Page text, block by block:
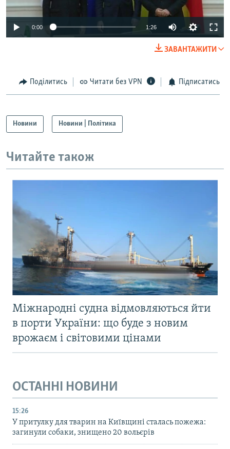
0:00 1:26
ЗАВАНТАЖИТИ
Поділитись Читати без VPN Підписатись
Новини Новини | Політика
Читайте також
Міжнародні судна відмовляються йти
в порти України: що буде з новим
врожаєм і світовими цінами
ОСТАННІ НОВИНИ
15:26
У притулку для тварин на Київщині сталась пожежа:
загинули собаки, знищено 20 вольєрів